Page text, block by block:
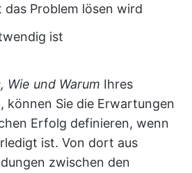
das Problem lösen wird
ist
Wie und Warum Ihres
können Sie die Erwartungen
Erfolg definieren, wenn
ist. Von dort aus
zwischen den